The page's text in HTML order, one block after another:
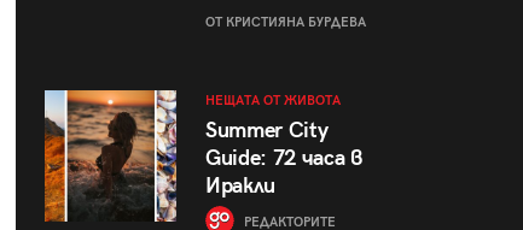
ОТ КРИСТИЯНА БУРДЕВА
НЕЩАТА ОТ ЖИВОТА
Summer City
Guide: 72 часа в
Иракли
РЕДАКТОРИТЕ